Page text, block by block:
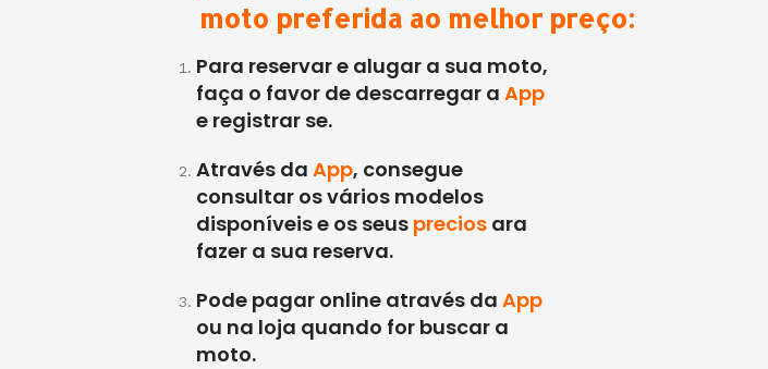
moto preferida ao melhor preço:
Para reservar e alugar a sua moto,
faça o favor de descarregar a App
e registrar se.
Através da App, consegue
consultar os vários modelos
disponíveis e os seus preciosara
fazer a sua reserva.
Pode pagar online através da App
ou na loja quando for buscar a
moto.